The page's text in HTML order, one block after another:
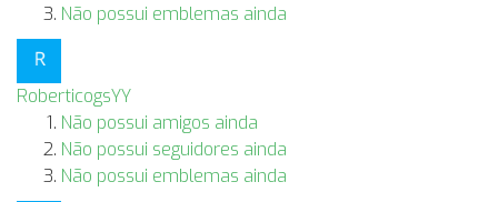
Não possui emblemas ainda
RoberticogsYY
Não possui amigos ainda
Não possui seguidores ainda
Não possui emblemas ainda